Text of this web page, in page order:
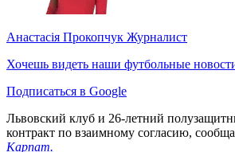
Анастасія Прокопчук Журналист
Хочешь видеть наши футбольные
Подписаться в Google
Львовский клуб и 26-летний
контракт по взаимному согласию,
Карпат.